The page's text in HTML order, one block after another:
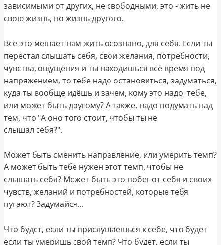
зависимыми от других, не свободными, это - жить не
свою жизнь, но жизнь другого.
Всё это мешает нам жить осознано, для себя. Если ты
перестал слышать себя, свои желания, потребности,
чувства, ощущения и ты находишься всё время под
напряжением, то тебе надо остановиться, задуматься,
куда ты вообще идёшь и зачем, кому это надо, тебе,
или может быть другому? А также, надо подумать над
тем, что "А оно того стоит, чтобы ты не
слышал себя?".
Может быть сменить направление, или умерить темп?
А может быть тебе нужен этот темп, чтобы не
слышать себя? Может быть это побег от себя и своих
чувств, желаний и потребностей, которые тебя
пугают? Задумайся...
Что будет, если ты прислушаешься к себе, что будет
если ты умеришь свой темп? Что будет, если ты